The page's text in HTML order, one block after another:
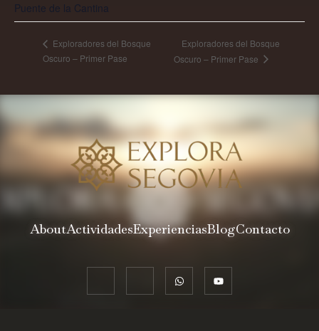
Puente de la Cantina
Exploradores del Bosque
Oscuro – Primer Pase
Exploradores del Bosque
Oscuro – Primer Pase
AboutActividadesExperienciasBlogContacto